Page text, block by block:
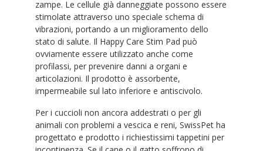
zampe. Le cellule già danneggiate possono essere
stimolate attraverso uno speciale schema di
vibrazioni, portando a un miglioramento dello
stato di salute. Il Happy Care Stim Pad può
ovviamente essere utilizzato anche come
profilassi, per prevenire danni a organi e
articolazioni. Il prodotto è assorbente,
impermeabile sul lato inferiore e antiscivolo.
Per i cuccioli non ancora addestrati o per gli
animali con problemi a vescica e reni, SwissPet ha
progettato e prodotto i richiestissimi tappetini per